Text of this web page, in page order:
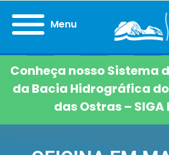
Menu
Conheça nosso Sistema
da Bacia Hidrográfica
das Ostras – SIGA